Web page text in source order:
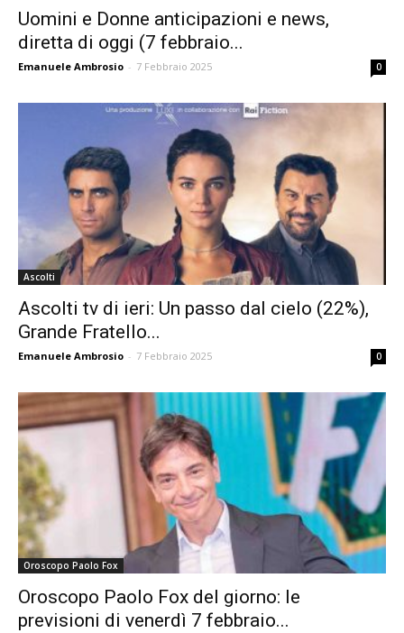
Uomini e Donne anticipazioni e news,
diretta di oggi (7 febbraio...
Emanuele Ambrosio - 7 Febbraio 2025 0
Ascolti
Ascolti tv di ieri: Un passo dal cielo (22%),
Grande Fratello...
Emanuele Ambrosio - 7 Febbraio 2025 0
Oroscopo Paolo Fox
Oroscopo Paolo Fox del giorno: le
previsioni di venerdì 7 febbraio...